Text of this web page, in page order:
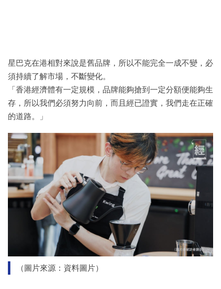
星巴克在港相對來說是舊品牌，所以不能完全一成不變，必
須持續了解市場，不斷變化。
「香港經濟體有一定規模，品牌能夠搶到一定分額便能夠生
存，所以我們必須努力向前，而且經已證實，我們走在正確
的道路。」
（圖片來源：資料圖片）